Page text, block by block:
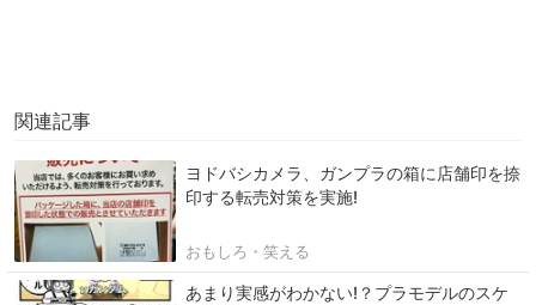
関連記事
ヨドバシカメラ、ガンプラの箱に店舗印を捺
印する転売対策を実施!
おもしろ・笑える
あまり実感がわかない!？プラモデルのスケ